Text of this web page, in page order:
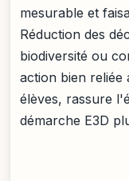
mesurable et
Réduction des
biodiversité ou
action bien reliée
élèves, rassure
démarche E3D